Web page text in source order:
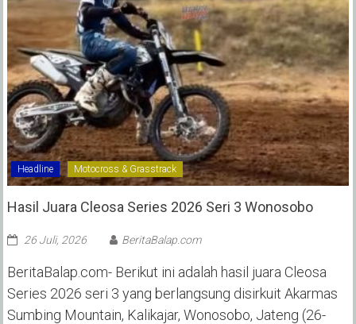
Headline Motocross & Grasstrack
Hasil Juara Cleosa Series 2026 Seri 3 Wonosobo ‎
26 Juli, 2026 BeritaBalap.com
BeritaBalap.com- Berikut ini adalah hasil juara Cleosa
Series 2026 seri 3 yang berlangsung disirkuit Akarmas
Sumbing Mountain, Kalikajar, Wonosobo, Jateng (26-